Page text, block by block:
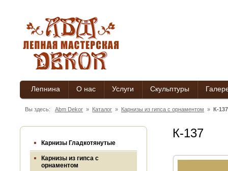
Лепнина О нас Услуги Скульптуры
Вы здесь: Abm Dekor » Каталог » Карнизы из гипса c орнаментом » К-137
Карнизы Гладкотянутые
Карнизы из гипса c
орнаментом
К-137